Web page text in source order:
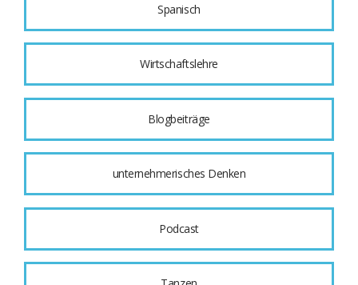
Spanisch
Wirtschaftslehre
Blogbeiträge
unternehmerisches Denken
Podcast